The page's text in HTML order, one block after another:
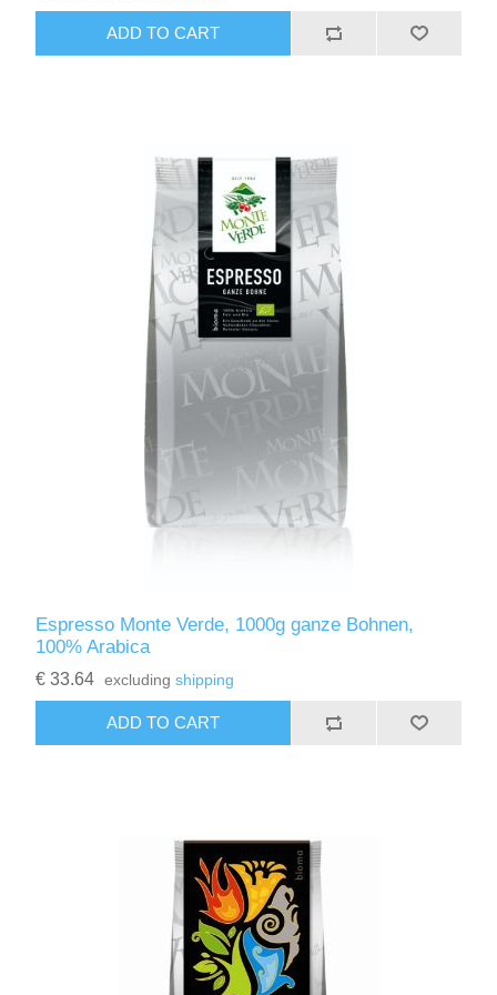
ADD TO CART
Espresso Monte Verde, 1000g ganze Bohnen,
100% Arabica
€ 33.64 excludingshipping
ADD TO CART